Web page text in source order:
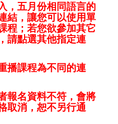
，五月份相同語言的
結，讓您可以使用單
程；若您欲參加其它
請點選其他指定連
播課程為不同的連
報名資料不符，會將
取消，恕不另行通